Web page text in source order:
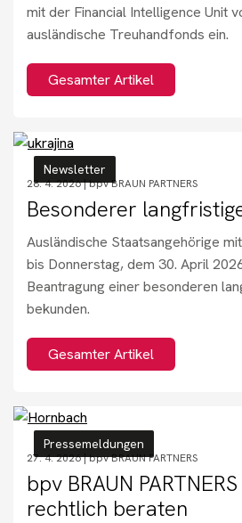
mit der Financial Intelligence Unit
ausländische Treuhandfonds ein.
Gesamter Artikel
Newsletter
28. 4. 2026 |bpv BRAUN PARTNERS
Besonderer
Ausländische Staatsangehörige
bis Donnerstag, dem 30. April
Beantragung einer besonderen
bekunden.
Gesamter Artikel
Pressemeldungen
27. 4. 2026 |bpv BRAUN PARTNERS
bpv BRAUN
rechtlich beraten